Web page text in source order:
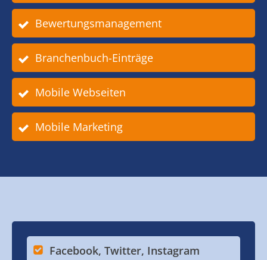
Bewertungsmanagement
Branchenbuch-Einträge
Mobile Webseiten
Mobile Marketing
Facebook, Twitter, Instagram